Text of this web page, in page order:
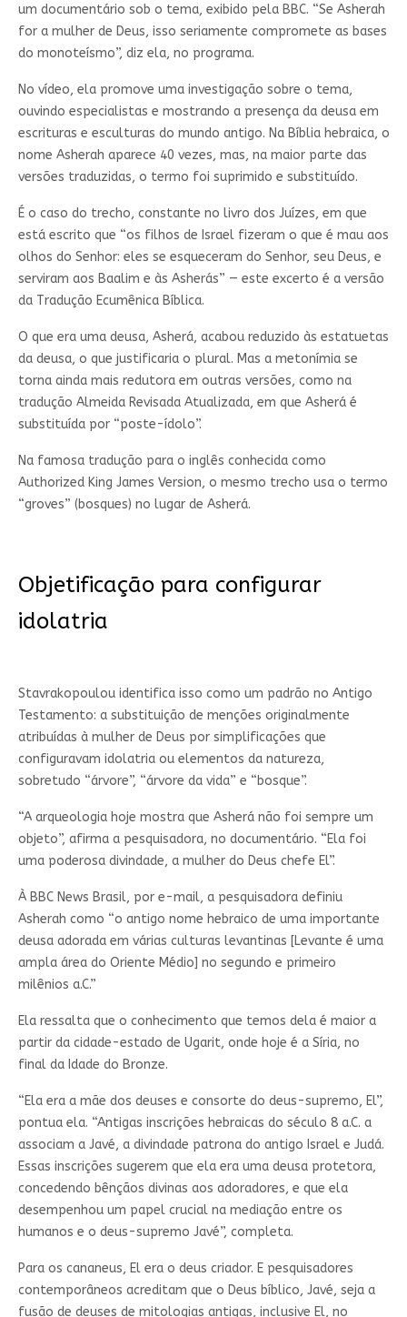
um documentário sob o tema, exibido pela BBC. “Se Asherah
for a mulher de Deus, isso seriamente compromete as bases
do monoteísmo”, diz ela, no programa.
No vídeo, ela promove uma investigação sobre o tema,
ouvindo especialistas e mostrando a presença da deusa em
escrituras e esculturas do mundo antigo. Na Bíblia hebraica, o
nome Asherah aparece 40 vezes, mas, na maior parte das
versões traduzidas, o termo foi suprimido e substituído.
É o caso do trecho, constante no livro dos Juízes, em que
está escrito que “os filhos de Israel fizeram o que é mau aos
olhos do Senhor: eles se esqueceram do Senhor, seu Deus, e
serviram aos Baalim e às Asherás” — este excerto é a versão
da Tradução Ecumênica Bíblica.
O que era uma deusa, Asherá, acabou reduzido às estatuetas
da deusa, o que justificaria o plural. Mas a metonímia se
torna ainda mais redutora em outras versões, como na
tradução Almeida Revisada Atualizada, em que Asherá é
substituída por “poste-ídolo”.
Na famosa tradução para o inglês conhecida como
Authorized King James Version, o mesmo trecho usa o termo
“groves” (bosques) no lugar de Asherá.
Objetificação para configurar
idolatria
Stavrakopoulou identifica isso como um padrão no Antigo
Testamento: a substituição de menções originalmente
atribuídas à mulher de Deus por simplificações que
configuravam idolatria ou elementos da natureza,
sobretudo “árvore”, “árvore da vida” e “bosque”.
“A arqueologia hoje mostra que Asherá não foi sempre um
objeto”, afirma a pesquisadora, no documentário. “Ela foi
uma poderosa divindade, a mulher do Deus chefe El”.
À BBC News Brasil, por e-mail, a pesquisadora definiu
Asherah como “o antigo nome hebraico de uma importante
deusa adorada em várias culturas levantinas [Levante é uma
ampla área do Oriente Médio] no segundo e primeiro
milênios a.C.”
Ela ressalta que o conhecimento que temos dela é maior a
partir da cidade-estado de Ugarit, onde hoje é a Síria, no
final da Idade do Bronze.
“Ela era a mãe dos deuses e consorte do deus-supremo, El”,
pontua ela. “Antigas inscrições hebraicas do século 8 a.C. a
associam a Javé, a divindade patrona do antigo Israel e Judá.
Essas inscrições sugerem que ela era uma deusa protetora,
concedendo bênçãos divinas aos adoradores, e que ela
desempenhou um papel crucial na mediação entre os
humanos e o deus-supremo Javé”, completa.
Para os cananeus, El era o deus criador. E pesquisadores
contemporâneos acreditam que o Deus bíblico, Javé, seja a
fusão de deuses de mitologias antigas, inclusive El, no